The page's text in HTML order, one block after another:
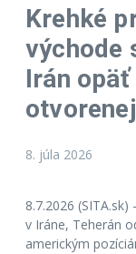
Krehké
východe
Irán
8. júla 2026
8.7.2026
v Iráne, Teherán
americkým